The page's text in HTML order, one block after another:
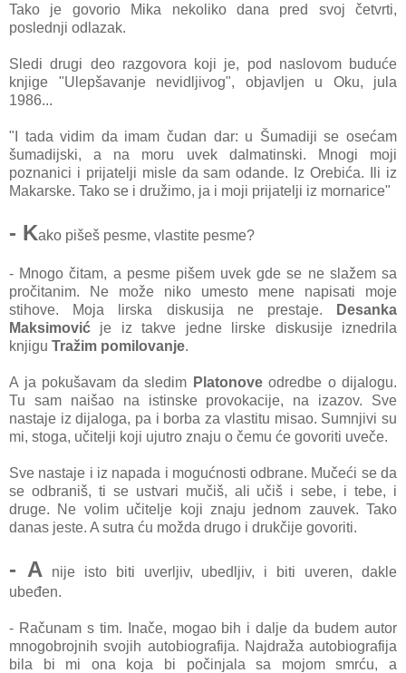
Tako je govorio Mika nekoliko dana pred svoj četvrti,
poslednji odlazak.
Sledi drugi deo razgovora koji je, pod naslovom buduće
knjige "Ulepšavanje nevidljivog", objavljen u Oku, jula
1986...
"I tada vidim da imam čudan dar: u Šumadiji se osećam
šumadijski, a na moru uvek dalmatinski. Mnogi moji
poznanici i prijatelji misle da sam odande. Iz Orebića. Ili iz
Makarske. Tako se i družimo, ja i moji prijatelji iz mornarice"
- Kako pišeš pesme, vlastite pesme?
- Mnogo čitam, a pesme pišem uvek gde se ne slažem sa
pročitanim. Ne može niko umesto mene napisati moje
stihove. Moja lirska diskusija ne prestaje.
Desanka
Maksimović je iz takve jedne lirske diskusije iznedrila
knjigu Tražim pomilovanje.
A ja pokušavam da sledim Platonove odredbe o dijalogu.
Tu sam naišao na istinske provokacije, na izazov. Sve
nastaje iz dijaloga, pa i borba za vlastitu misao. Sumnjivi su
mi, stoga, učitelji koji ujutro znaju o čemu će govoriti uveče.
Sve nastaje i iz napada i mogućnosti odbrane. Mučeći se da
se odbraniš, ti se ustvari mučiš, ali učiš i sebe, i tebe, i
druge. Ne volim učitelje koji znaju jednom zauvek. Tako
danas jeste. A sutra ću možda drugo i drukčije govoriti.
- Anije isto biti uverljiv, ubedljiv, i biti uveren, dakle
ubeđen.
- Računam s tim. Inače, mogao bih i dalje da budem autor
mnogobrojnih svojih autobiografija. Najdraža autobiografija
bila bi mi ona koja bi počinjala sa mojom smrću, a